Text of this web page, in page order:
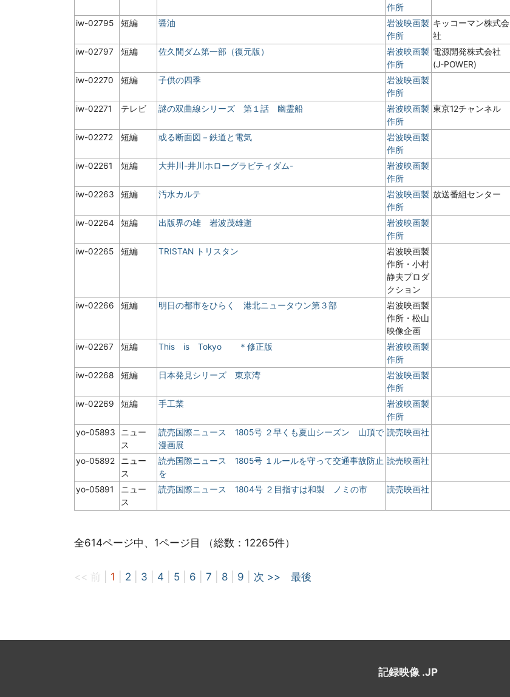
作所
iw-02795 短編 醤油
岩波映画製
作所
キッコーマン株式会
社
iw-02797 短編 佐久間ダム第一部（復元版）
岩波映画製
作所
電源開発株式会社
(J-POWER)
iw-02270 短編 子供の四季
岩波映画製
作所
iw-02271 テレビ 謎の双曲線シリーズ 第１話 幽霊船
岩波映画製
作所
東京12チャンネル
iw-02272 短編 或る断面図－鉄道と電気
岩波映画製
作所
iw-02261 短編 大井川-井川ホローグラビティダム-
岩波映画製
作所
iw-02263 短編 汚水カルテ
岩波映画製
作所
放送番組センター
iw-02264 短編 出版界の雄 岩波茂雄逝
岩波映画製
作所
iw-02265 短編 TRISTAN トリスタン
岩波映画製
作所・小村
静夫プロダ
クション
iw-02266 短編 明日の都市をひらく 港北ニュータウン第３部
岩波映画製
作所・松山
映像企画
iw-02267 短編 This is Tokyo ＊修正版
岩波映画製
作所
iw-02268 短編 日本発見シリーズ 東京湾
岩波映画製
作所
iw-02269 短編 手工業
岩波映画製
作所
yo-05893
ニュー
ス
読売国際ニュース 1805号 ２早くも夏山シーズン 山頂で
漫画展
読売映画社
yo-05892
ニュー
ス
読売国際ニュース 1805号 １ルールを守って交通事故防止
を
読売映画社
yo-05891
ニュー
ス
読売国際ニュース 1804号 ２目指すは和製 ノミの市 読売映画社
全614ページ中、1ページ目 （総数：12265件）
<< 前 1 2 3 4 5 6 7 8 9 次 >> 最後
記録映像 .JP